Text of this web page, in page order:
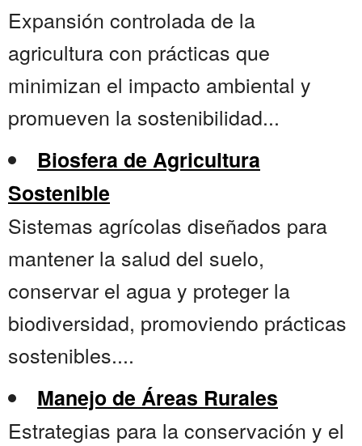
Expansión controlada de la
agricultura con prácticas que
minimizan el impacto ambiental y
promueven la sostenibilidad...
Biosfera de Agricultura
Sostenible
Sistemas agrícolas diseñados para
mantener la salud del suelo,
conservar el agua y proteger la
biodiversidad, promoviendo prácticas
sostenibles....
Manejo de Áreas Rurales
Estrategias para la conservación y el